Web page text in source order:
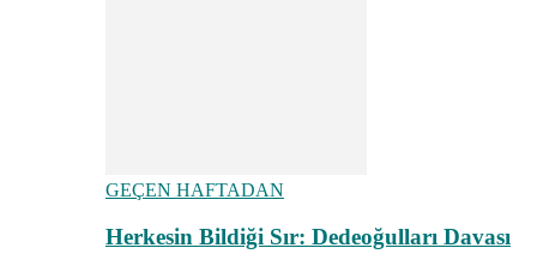
GEÇEN HAFTADAN
Herkesin Bildiği Sır: Dedeoğulları Davası